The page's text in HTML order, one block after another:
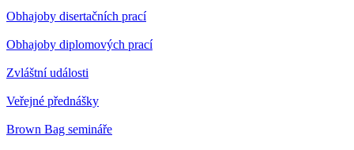
Obhajoby disertačních prací
Obhajoby diplomových prací
Zvláštní události
Veřejné přednášky
Brown Bag semináře